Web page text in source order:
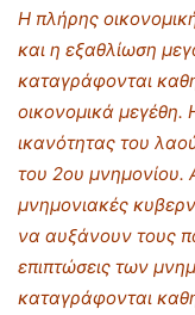
Η πλήρης
και η εξαθλίωση
καταγράφονται
οικονομικά μεγέθη.
ικανότητας του
του 2ου μνημονίου.
μνημονιακές
να αυξάνουν τους
επιπτώσεις των
καταγράφονται